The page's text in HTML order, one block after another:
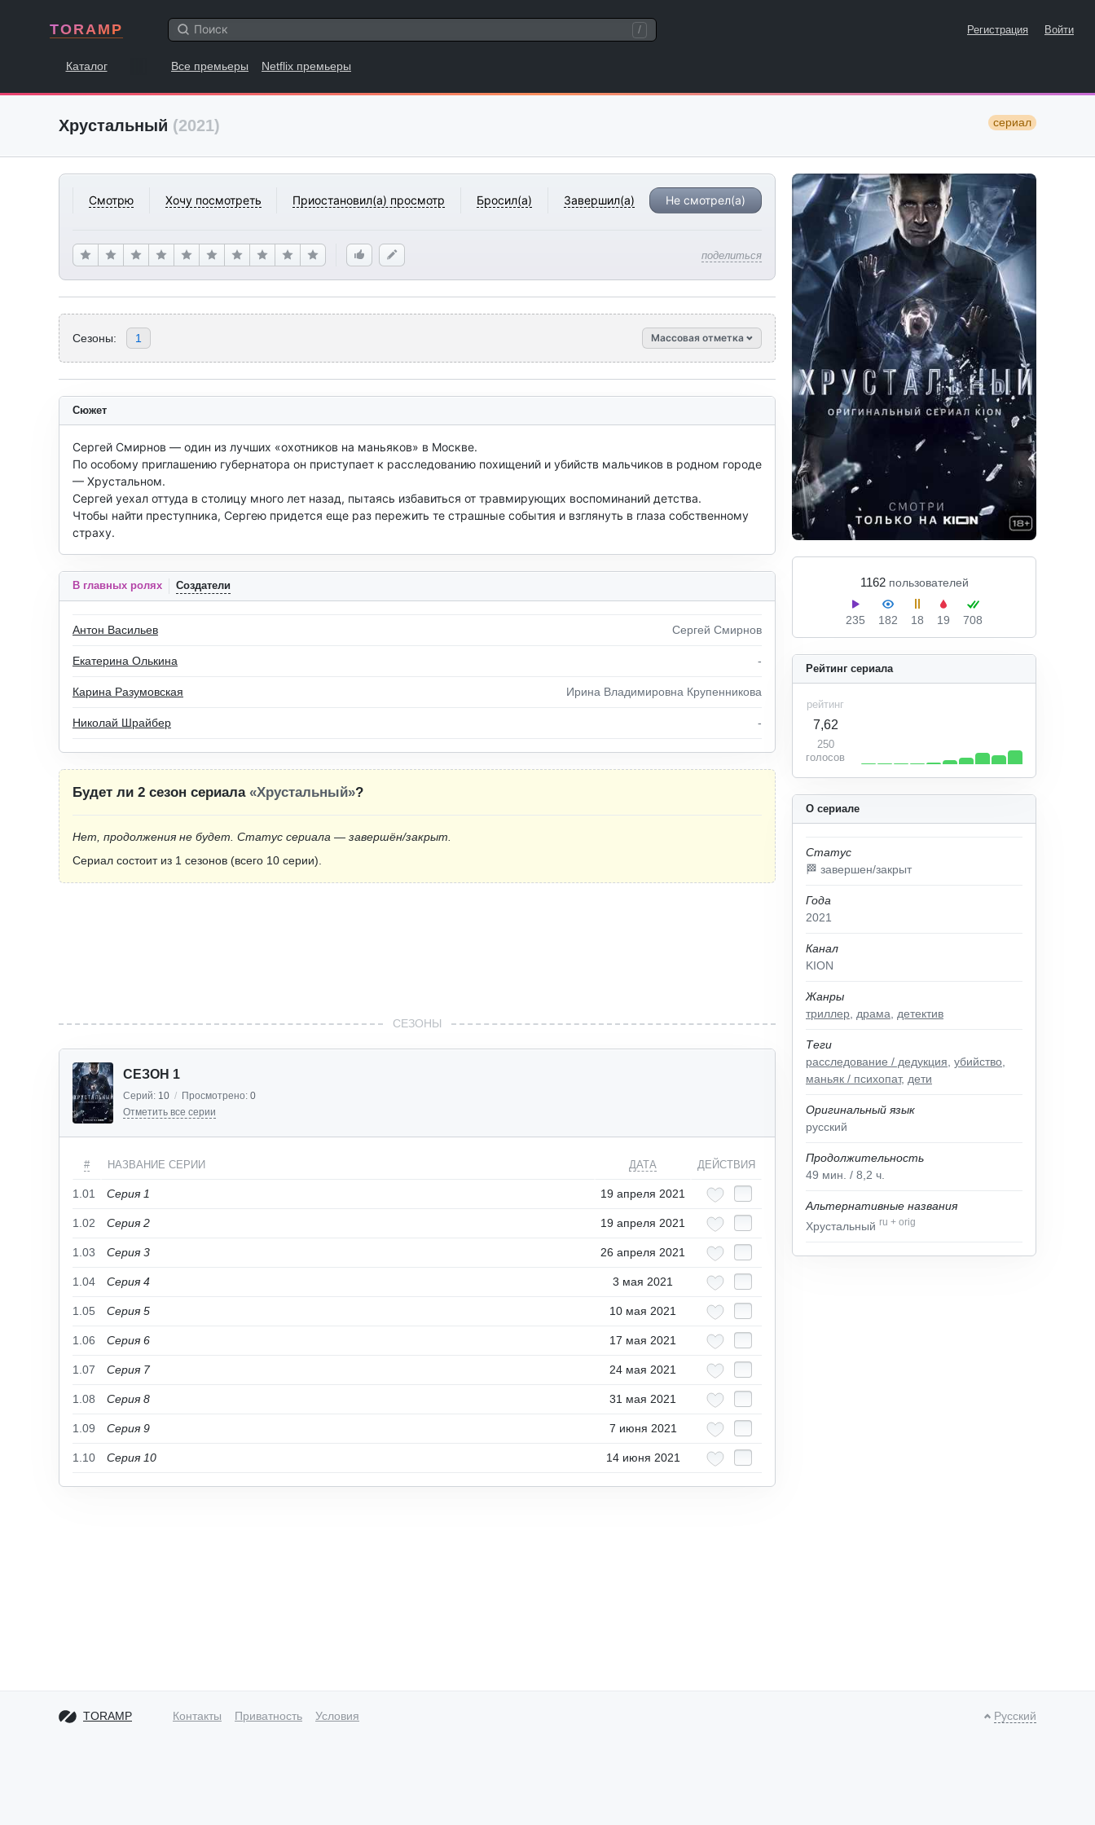
TORAMP / Регистрация Войти
Каталог Все премьеры Netflix премьеры
Хрустальный (2021) сериал
Смотрю Хочу посмотреть Приостановил(а) просмотр Бросил(а) Завершил(а) Не смотрел(а)
поделиться
1162 пользователей
235 182 18 19 708
Сезоны: 1 Массовая отметка
О сериале
Статус
🏁 завершен/закрыт
Года
2021
Канал
KION
Жанры
триллер драма детектив
Теги
расследование / дедукция убийство
маньяк / психопат, дети
Оригинальный язык
русский
Продолжительность
49 мин. / 8,2 ч.
Альтернативные названия
Хрустальный ru + orig
Рейтинг сериала
рейтинг
7,62
250
голосов
Сюжет
Сергей Смирнов — один из лучших «охотников на маньяков» в Москве.
По особому приглашению губернатора он приступает к расследованию похищений и убийств мальчиков в родном городе
— Хрустальном.
Сергей уехал оттуда в столицу много лет назад, пытаясь избавиться от травмирующих воспоминаний детства.
Чтобы найти преступника, Сергею придется еще раз пережить те страшные события и взглянуть в глаза собственному
страху.
В главных ролях Создатели
Антон Васильев Сергей Смирнов
Екатерина Олькина -
Карина Разумовская Ирина Владимировна Крупенникова
Николай Шрайбер -
Будет ли 2 сезон сериала «Хрустальный»?
Нет, продолжения не будет. Статус сериала — завершён/закрыт.
Сериал состоит из 1 сезонов (всего 10 серии).
СЕЗОНЫ
СЕЗОН 1
Серий: 10 / Просмотрено: 0
Отметить все серии
# НАЗВАНИЕ СЕРИИ ДАТА ДЕЙСТВИЯ
1.01 Серия 1 19 апреля 2021
1.02 Серия 2 19 апреля 2021
1.03 Серия 3 26 апреля 2021
1.04 Серия 4 3 мая 2021
1.05 Серия 5 10 мая 2021
1.06 Серия 6 17 мая 2021
1.07 Серия 7 24 мая 2021
1.08 Серия 8 31 мая 2021
1.09 Серия 9 7 июня 2021
1.10 Серия 10 14 июня 2021
TORAMP Контакты Приватность Условия Русский